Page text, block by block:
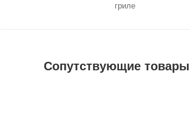
гриле
Сопутствующие товары